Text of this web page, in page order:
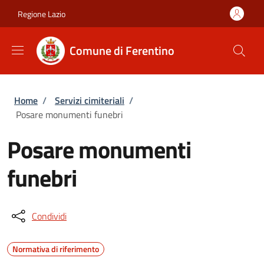
Regione Lazio
Comune di Ferentino
Briciole di pane
Home / Servizi cimiteriali /
Posare monumenti funebri
Posare monumenti
funebri
Condividi
Normativa di riferimento